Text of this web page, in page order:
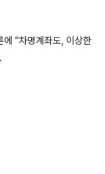
에 "차명계좌도, 이상한